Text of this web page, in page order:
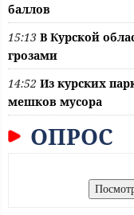
баллов
15:13 В Курской
грозами
14:52 Из курских
мешков мусора
ОПРОС